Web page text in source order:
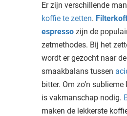
Er zijn verschillende
koffie te zetten.
espresso zijn de
zetmethodes. Bij het
wordt er gezocht naar
smaakbalans tussen
bitter. Om zo’n
is vakmanschap nodig.
maken de lekkerste